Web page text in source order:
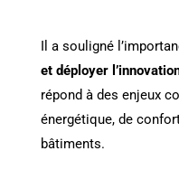
Il a souligné
et déployer
répond à des enjeux
énergétique, de
bâtiments.